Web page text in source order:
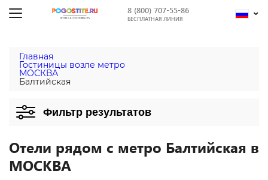
8 (800) 707-55-86
БЕСПЛАТНАЯ ЛИНИЯ
Главная
Гостиницы возле метро
МОСКВА
Балтийская
Фильтр результатов
Отели рядом с метро Балтийская в
МОСКВА